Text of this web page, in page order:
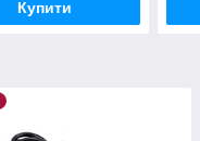
Купити